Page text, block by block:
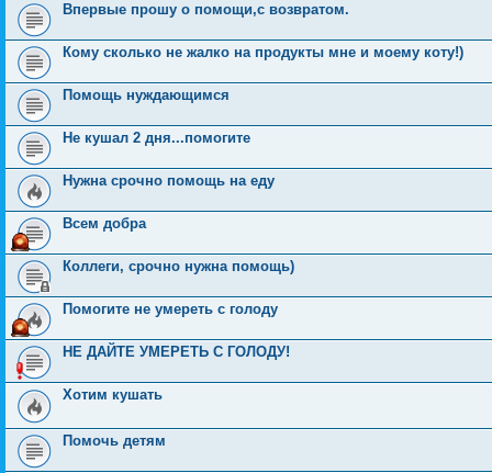
Впервые прошу о помощи,с возвратом.
Кому сколько не жалко на продукты мне и моему коту!)
Помощь нуждающимся
Не кушал 2 дня...помогите
Нужна срочно помощь на еду
Всем добра
Коллеги, срочно нужна помощь)
Помогите не умереть с голоду
НЕ ДАЙТЕ УМЕРЕТЬ С ГОЛОДУ!
Хотим кушать
Помочь детям